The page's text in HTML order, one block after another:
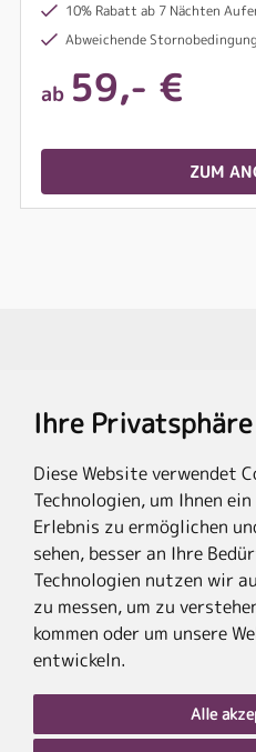
Ihre
Diese Website verwendet
Technologien, um Ihnen
Erlebnis zu ermöglichen
sehen, besser an Ihre
Technologien nutzen wir
zu messen, um zu
kommen oder um unsere
entwickeln.
Alle
10% Rabatt ab 7 Nächten
Abweichende
ab 59,- €
ZUM
Rechtliches
* Die Ersparnis bezieht sich auf die
Paketangeboten auf die Summe der Preise